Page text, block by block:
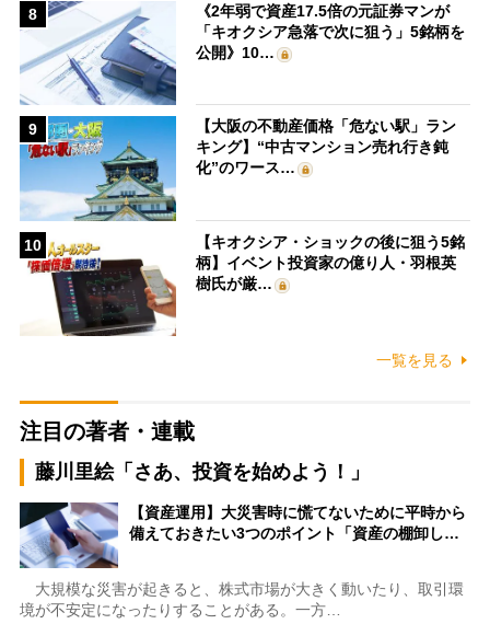
8
《2年弱で資産17.5倍の元証券マンが
「キオクシア急落で次に狙う」5銘柄を
公開》10…
9
【大阪の不動産価格「危ない駅」ラン
キング】“中古マンション売れ行き鈍
化”のワース…
10
【キオクシア・ショックの後に狙う5銘
柄】イベント投資家の億り人・羽根英
樹氏が厳…
一覧を見る
注目の著者・連載
藤川里絵「さあ、投資を始めよう！」
【資産運用】大災害時に慌てないために平時から
備えておきたい3つのポイント「資産の棚卸し…
大規模な災害が起きると、株式市場が大きく動いたり、取引環
境が不安定になったりすることがある。一方…